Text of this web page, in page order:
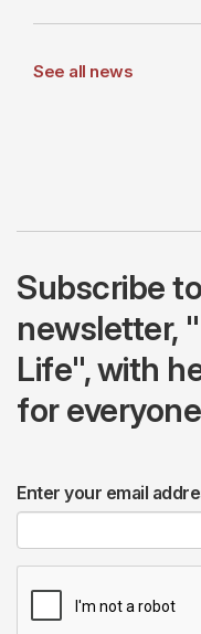
See all news
Subscribe
newsletter,
Life", with
for
Enter your email